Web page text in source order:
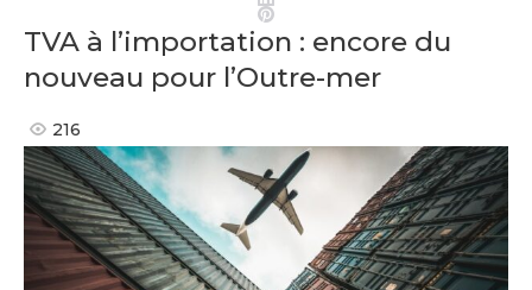
Pinterest
TVA à l’importation : encore du
nouveau pour l’Outre-mer
216